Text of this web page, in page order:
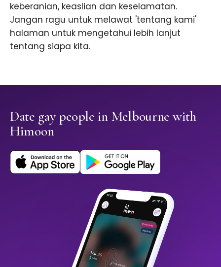
keberanian, keaslian dan keselamatan.
Jangan ragu untuk melawat 'tentang kami'
halaman untuk mengetahui lebih lanjut
tentang siapa kita.
Date gay people in Melbourne with
Himoon